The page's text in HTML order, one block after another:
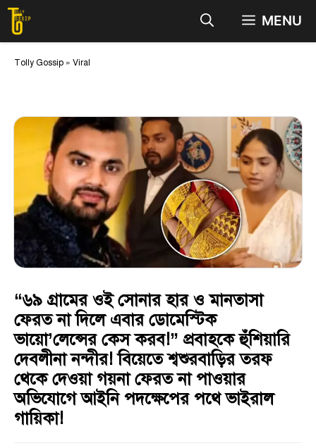
Skip
content
MENU
Tolly Gossip » Viral
“৬৯ গ্রামের ওই সোনার হার ও মানতাসা
ফেরত না দিলে এবার ডোমেস্টিক
ভায়ো’লেন্সের কেস করব!” প্রবাহকে হুঁশিয়ারি
দেবলীনা নন্দীর! বিয়েতে শ্বশুরবাড়ির তরফ
থেকে দেওয়া গয়না ফেরত না পাওয়ার
অভিযোগে আইনি পদক্ষেপের পথে ভাইরাল
গায়িকা!